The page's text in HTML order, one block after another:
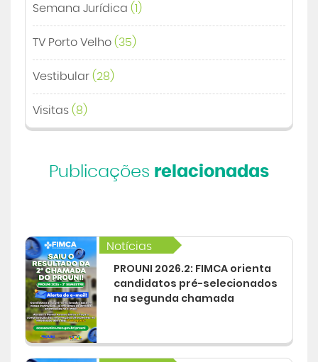
Semana Jurídica (1)
TV Porto Velho (35)
Vestibular (28)
Visitas (8)
Publicações relacionadas
Notícias
PROUNI 2026.2: FIMCA orienta
candidatos pré-selecionados
na segunda chamada